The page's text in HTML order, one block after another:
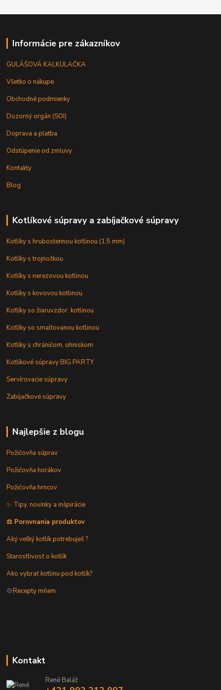
Informácie pre zákazníkov
GULÁŠOVÁ KALKULAČKA
Všetko o nákupe
Obchodné podmienky
Dozorný orgán (SOI)
Doprava a platba
Odstúpenie od zmluvy
Kontakty
Blog
Kotlíkové súpravy a zabíjačkové súpravy
Kotlíky s hrubostennou kotlinou (1,5 mm)
Kotlíky s trojnožkou
Kotlíky s nerezovou kotlinou
Kotlíky s kovovou kotlinou
Kotlíky so žiaruvzdor. kotlinou
Kotlíky so smaltovanou kotlinou
Kotlíky s chráničom, ohniskom
Kotlíkové súpravy BIG PARTY
Servírovacie súpravy
Zabíjačkové súpravy
Najlepšie z blogu
Požičovňa súprav
Požičovňa horákov
Požičovňa hrncov
✨ Tipy, novinky a inšpirácie
⚖️ Porovnania produktov
Aký veľký kotlík potrebuješ ?
Starostlivosť o kotlík
Ako vybrať kotlinu pod kotlík?
🍲Recepty mňam
Kontakt
René Baláž